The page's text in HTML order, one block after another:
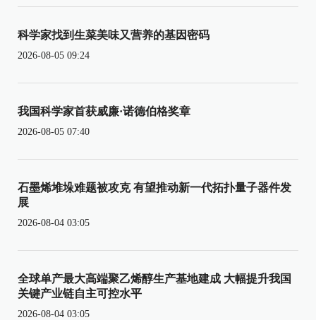
科学家找到生菜美味又营养的基因密码
2026-08-05 09:24
我国科学家首获威廉·诺德伯格奖章
2026-08-05 07:40
石墨烯堆垛难题被攻克 有望推动新一代拓扑量子器件发
展
2026-08-04 03:05
全球单产最大高端聚乙烯醇生产基地建成 大幅提升我国
关键产业链自主可控水平
2026-08-04 03:05